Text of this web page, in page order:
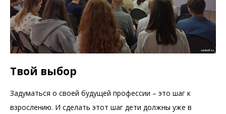
Твой выбор
Задуматься о своей будущей профессии – это шаг к
взрослению. И сделать этот шаг дети должны уже в